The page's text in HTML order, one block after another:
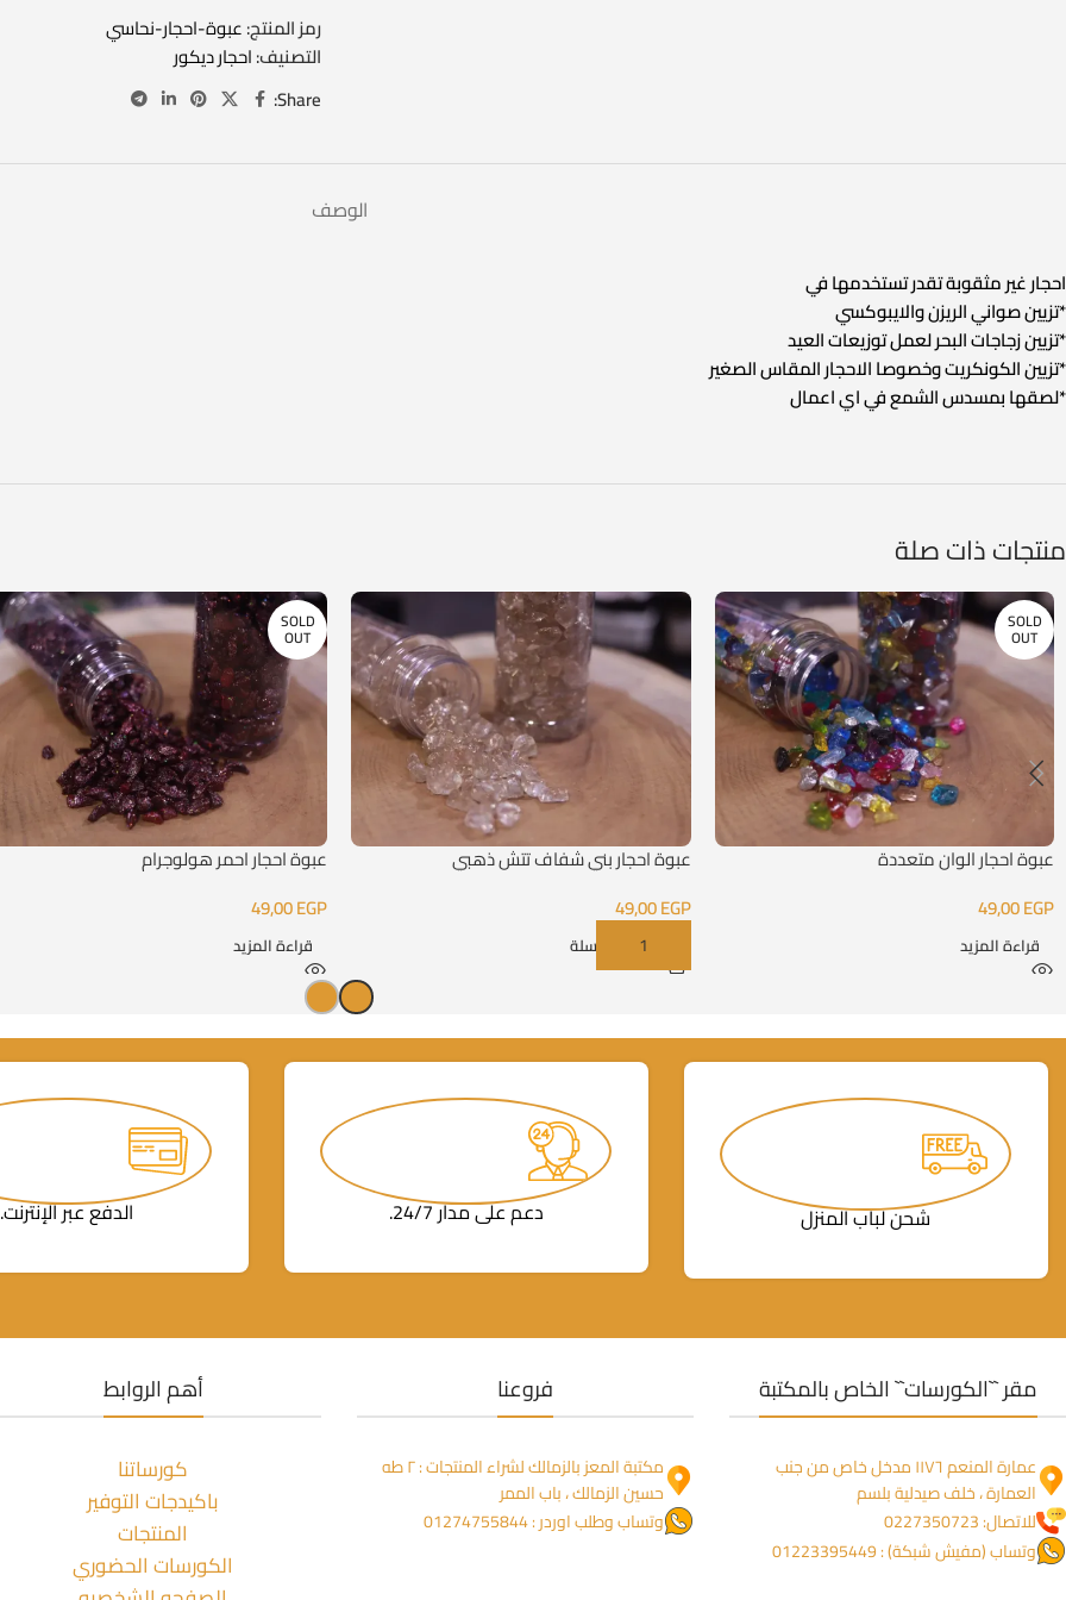
رمز المنتج:عبوة-احجار-نحاسي
التصنيف:احجار ديكور
Share:
الوصف
احجار غير مثقوبة تقدر تستخدمها في
*تزيين صواني الريزن والايبوكسي
*تزيين زجاجات البحر لعمل توزيعات العيد
*تزيين الكونكريت وخصوصا الاحجار المقاس الصغير
*لصقها بمسدس الشمع في اي اعمال
منتجات ذات صلة
SOLD
OUT
عبوة احجار الوان متعددة
49,00EGP
قراءة المزيد
عبوة احجار بني شفاف تتش ذهبي
49,00EGP
إضافة إلى السلة
SOLD
OUT
عبوة احجار احمر هولوجرام
49,00EGP
قراءة المزيد
شحن لباب المنزل دعم على مدار 24/7. الدفع عبر الإنترنت.
أهم الروابط
كورساتنا
باكيدجات التوفير
المنتجات
الكورسات الحضوري
فروعنا
مكتبة المعز بالزمالك لشراء المنتجات : ٢ طه
حسين الزمالك ، باب الممر
وتساب وطلب اوردر : 01274755844
مقر ``الكورسات`` الخاص بالمكتبة
عمارة المنعم ١١٧٦ مدخل خاص من جنب
العمارة ، خلف صيدلية بلسم
للاتصال: 0227350723
وتساب (مفيش شبكة) : 01223395449